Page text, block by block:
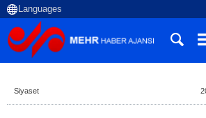
Siyaset